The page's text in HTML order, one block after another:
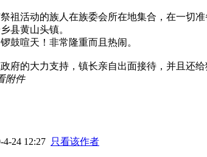
祖活动的族人在族委会所在地集合，在一切
县黄山头镇。
鼓喧天！非常隆重而且热闹。
府的大力支持，镇长亲自出面接待，并且
附件
24 12:27 只看该作者